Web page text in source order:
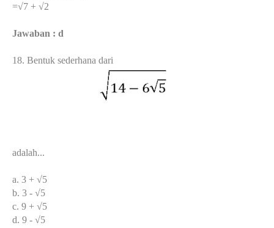
=√7 + √2
Jawaban : d
18. Bentuk sederhana dari
adalah...
a. 3 + √5
b. 3 - √5
c. 9 + √5
d. 9 - √5